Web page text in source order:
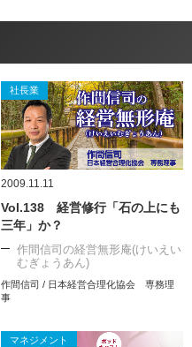
社長業
2009.11.11
Vol.138 経営修行「石の上にも
三年」か？
作間信司の経営無形庵(けいえい
むぎょうあん)
作間信司 / 日本経営合理化協会 専務理
事
マネジメント